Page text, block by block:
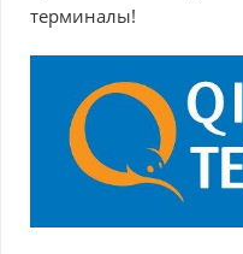
терминалы!